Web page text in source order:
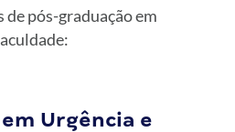
pós-graduação em
Urgência e